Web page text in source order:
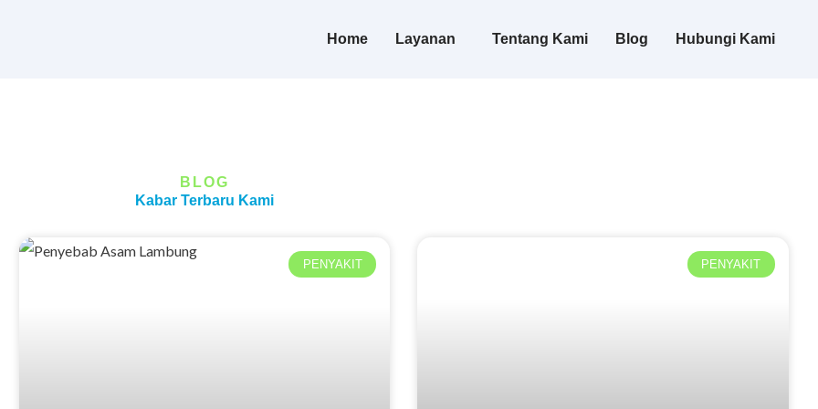
Home Layanan Tentang Kami Blog Hubungi Kami
BLOG
Kabar Terbaru Kami
PENYAKIT PENYAKIT